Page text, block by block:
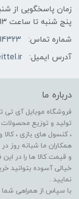
پنج شنبه تا ساعت 13
شماره تماس:
آدرس ایمیل:
درباره ما
، کنسول های بازی ،
همکاران ما شبانه روز
و قیمت کالا ها را در این
خیالی آسوده بتوانید
نمایید .
با سپاس از همراهی شما